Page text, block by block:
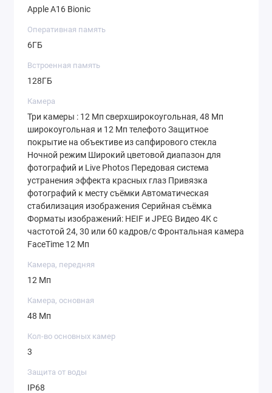
Apple A16 Bionic
Оперативная память
6ГБ
Встроенная память
128ГБ
Камера
Три камеры : 12 Мп сверхширокоугольная, 48 Мп
широкоугольная и 12 Мп телефото Защитное
покрытие на объективе из сапфирового стекла
Ночной режим Широкий цветовой диапазон для
фотографий и Live Photos Передовая система
устранения эффекта красных глаз Привязка
фотографий к месту съёмки Автоматическая
стабилизация изображения Серийная съёмка
Форматы изображений: HEIF и JPEG Видео 4K с
частотой 24, 30 или 60 кадров / с Фронтальная камера
FaceTime 12 Мп
Камера, передняя
12 Мп
Камера, основная
48 Мп
Кол-во основных камер
3
Защита от воды
IP68